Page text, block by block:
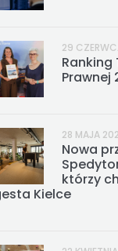
29
Ranking
Prawnej
28 MAJA
Nowa
którzy
Kielce